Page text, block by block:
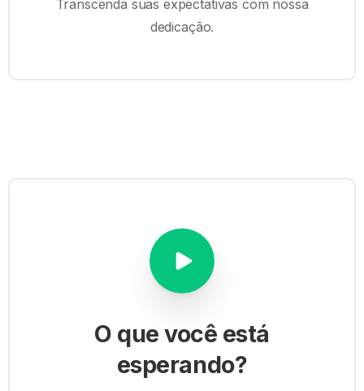
Transcenda suas expectativas com nossa
dedicação.
O que você está
esperando?